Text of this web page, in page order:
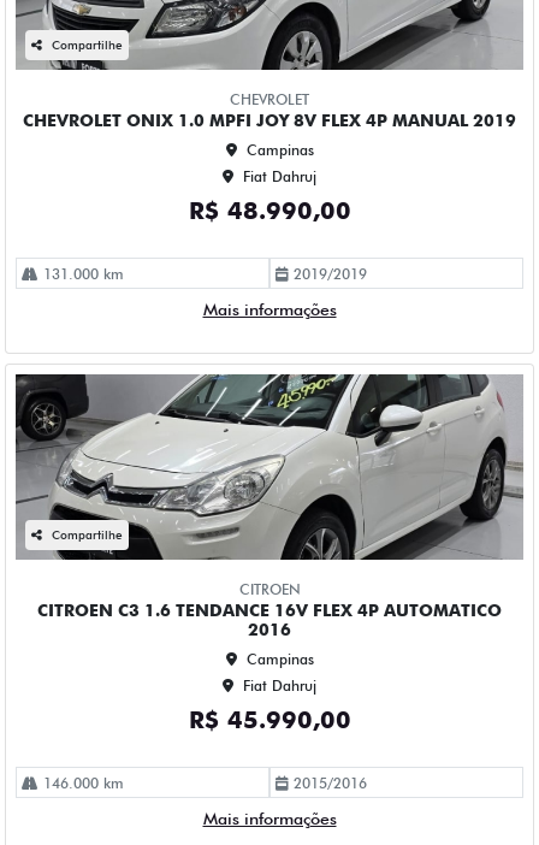
Mais informações
CITROEN C3 1.6 TENDANCE 16V FLEX 4P AUTOMATICO
Campinas
Fiat Dahruj
R$ 45.990,00
146.000 km 2015/2016
Mais informações
FIAT IDEA 1.4 MPI ATTRACTIVE 8V FLEX 4P MANUAL 2015